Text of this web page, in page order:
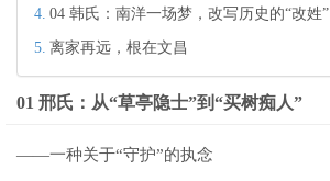
04 韩氏：南洋一场梦，改写历史的“改姓”
离家再远，根在文昌
01 邢氏：从“草亭隐士”到“买树痴人”
——一种关于“守护”的执念